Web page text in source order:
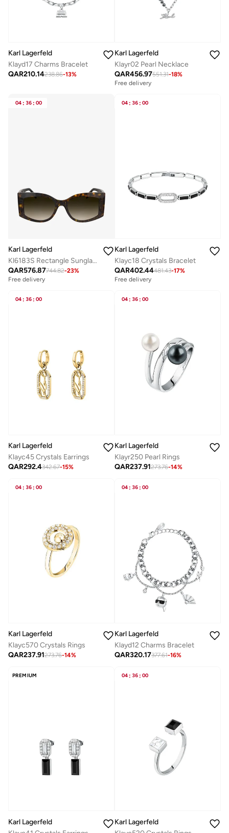
Karl Lagerfeld
Klayd17 Charms Bracelet
QAR210.14238.86-13%
Karl Lagerfeld
Klayr02 Pearl Necklace
QAR456.97551.31-18%
Free delivery
04 : 36 : 00
Karl Lagerfeld
Kl6183S Rectangle Sunglasses
QAR576.87744.82-23%
Free delivery
04 : 36 : 00
Karl Lagerfeld
Klayc18 Crystals Bracelet
QAR402.44481.43-17%
Free delivery
04 : 36 : 00
Karl Lagerfeld
Klayc45 Crystals Earrings
QAR292.4342.67-15%
04 : 36 : 00
Karl Lagerfeld
Klayr250 Pearl Rings
QAR237.91273.76-14%
04 : 36 : 00
Karl Lagerfeld
Klayc570 Crystals Rings
QAR237.91273.76-14%
04 : 36 : 00
Karl Lagerfeld
Klayd12 Charms Bracelet
QAR320.17377.61-16%
PREMIUM
Karl Lagerfeld
04 : 36 : 00
Karl Lagerfeld